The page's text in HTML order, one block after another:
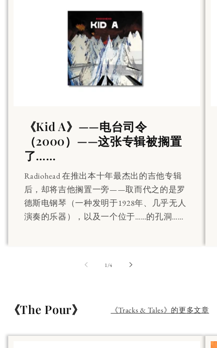
《Kid A》——电台司令
（2000）——这张专辑被搁置
了……
Radiohead 在推出本十年最杰出的吉他专辑
后，却将吉他搁置一旁——取而代之的是罗
德斯电钢琴（一种发明于1928年、几乎无人
演奏的乐器），以及一个位于……的孔洞……
1 /第
4
《The Pour》 《Tracks & Tales》的更多文章